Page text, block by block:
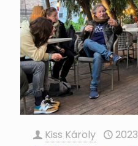
Kiss Károly